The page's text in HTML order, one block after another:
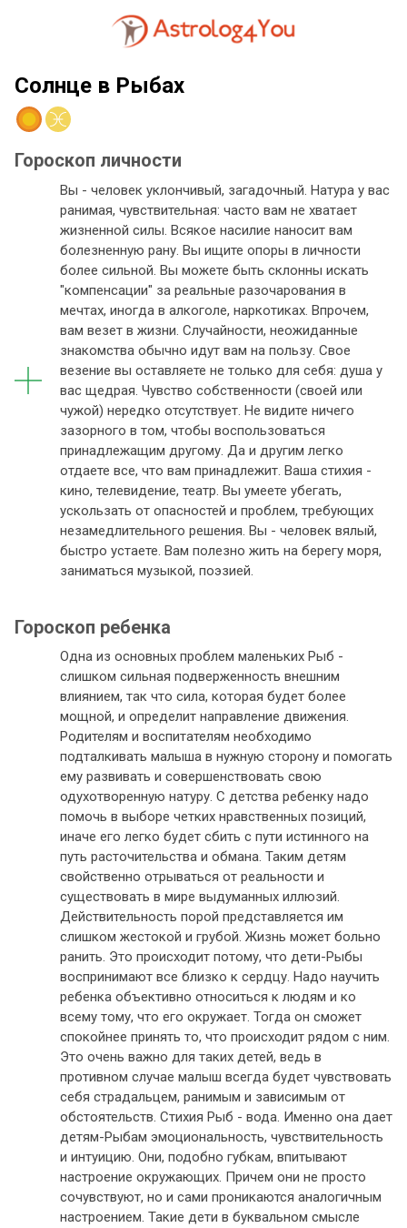
Солнце в Рыбах
Гороскоп личности
Вы - человек уклончивый, загадочный. Натура у вас
ранимая, чувствительная: часто вам не хватает
жизненной силы. Всякое насилие наносит вам
болезненную рану. Вы ищите опоры в личности
более сильной. Вы можете быть склонны искать
"компенсации" за реальные разочарования в
мечтах, иногда в алкоголе, наркотиках. Впрочем,
вам везет в жизни. Случайности, неожиданные
знакомства обычно идут вам на пользу. Свое
везение вы оставляете не только для себя: душа у
вас щедрая. Чувство собственности (своей или
чужой) нередко отсутствует. Не видите ничего
зазорного в том, чтобы воспользоваться
принадлежащим другому. Да и другим легко
отдаете все, что вам принадлежит. Ваша стихия -
кино, телевидение, театр. Вы умеете убегать,
ускользать от опасностей и проблем, требующих
незамедлительного решения. Вы - человек вялый,
быстро устаете. Вам полезно жить на берегу моря,
заниматься музыкой, поэзией.
Гороскоп ребенка
Одна из основных проблем маленьких Рыб -
слишком сильная подверженность внешним
влиянием, так что сила, которая будет более
мощной, и определит направление движения.
Родителям и воспитателям необходимо
подталкивать малыша в нужную сторону и помогать
ему развивать и совершенствовать свою
одухотворенную натуру. С детства ребенку надо
помочь в выборе четких нравственных позиций,
иначе его легко будет сбить с пути истинного на
путь расточительства и обмана. Таким детям
свойственно отрываться от реальности и
существовать в мире выдуманных иллюзий.
Действительность порой представляется им
слишком жестокой и грубой. Жизнь может больно
ранить. Это происходит потому, что дети-Рыбы
воспринимают все близко к сердцу. Надо научить
ребенка объективно относиться к людям и ко
всему тому, что его окружает. Тогда он сможет
спокойнее принять то, что происходит рядом с ним.
Это очень важно для таких детей, ведь в
противном случае малыш всегда будет чувствовать
себя страдальцем, ранимым и зависимым от
обстоятельств. Стихия Рыб - вода. Именно она дает
детям-Рыбам эмоциональность, чувствительность
и интуицию. Они, подобно губкам, впитывают
настроение окружающих. Причем они не просто
сочувствуют, но и сами проникаются аналогичным
настроением. Такие дети в буквальном смысле